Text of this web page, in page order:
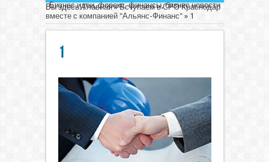
Бизнес идеи, форекс, финансы, бизнес новости
Вы здесь:Главная»Вступаем в СРО Краснодар
вместе с компанией "Альянс-Финанс"» 1
1